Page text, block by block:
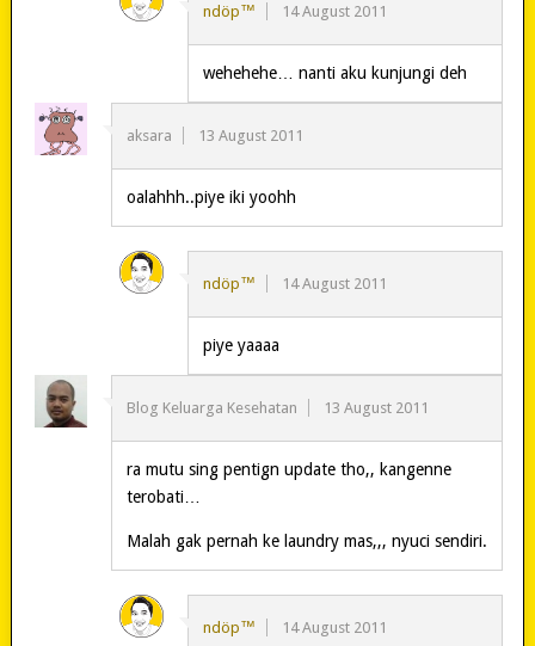
ndöp™ 14 August 2011
wehehehe… nanti aku kunjungi deh
aksara 13 August 2011
oalahhh..piye iki yoohh
ndöp™ 14 August 2011
piye yaaaa
Blog Keluarga Kesehatan 13 August 2011
ra mutu sing pentign update tho,, kangenne
terobati…
Malah gak pernah ke laundry mas,,, nyuci sendiri.
ndöp™ 14 August 2011